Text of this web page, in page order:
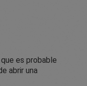
es probable
abrir una